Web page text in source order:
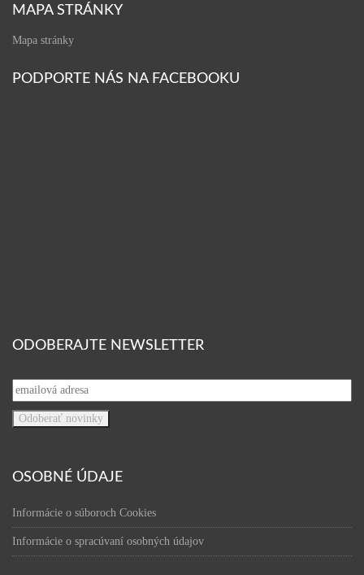
MAPA STRÁNKY
Mapa stránky
PODPORTE NÁS NA FACEBOOKU
ODOBERAJTE NEWSLETTER
OSOBNÉ ÚDAJE
Informácie o súboroch Cookies
Informácie o spracúvaní osobných údajov